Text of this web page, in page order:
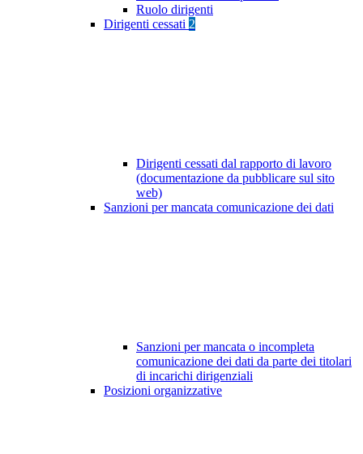
Ruolo dirigenti
Dirigenti cessati 2
Dirigenti cessati dal rapporto di lavoro
(documentazione da pubblicare sul sito
web)
Sanzioni per mancata comunicazione dei dati
Sanzioni per mancata o incompleta
comunicazione dei dati da parte dei titolari
di incarichi dirigenziali
Posizioni organizzative